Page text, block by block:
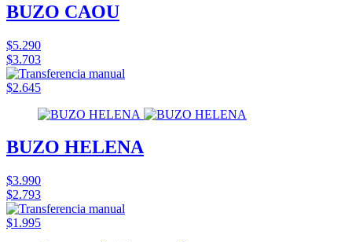
BUZO CAOU
$5.290
$3.703
$2.645
BUZO HELENA
$3.990
$2.793
$1.995